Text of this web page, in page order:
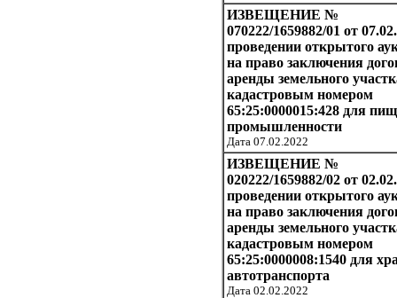
ИЗВЕЩЕНИЕ №
070222/1659882/01 от
проведении открытого
на право заключения
аренды земельного
кадастровым номером
65:25:0000015:428 для
промышленности
Дата 07.02.2022
ИЗВЕЩЕНИЕ №
020222/1659882/02 от
проведении открытого
на право заключения
аренды земельного
кадастровым номером
65:25:0000008:1540 для
автотранспорта
Дата 02.02.2022